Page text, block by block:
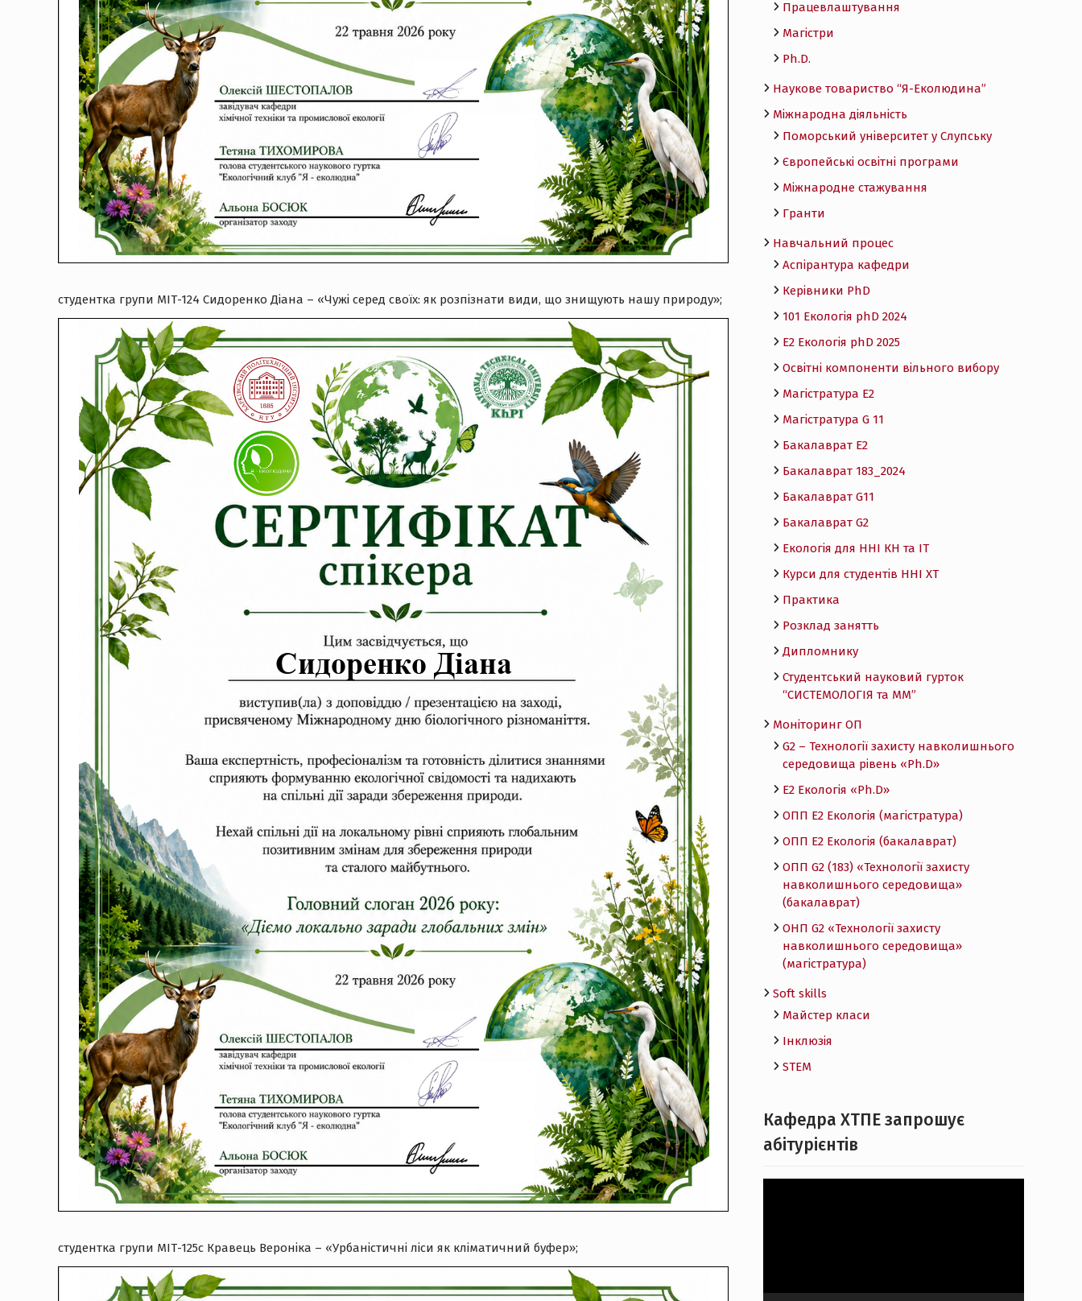
студентка групи МІТ-124 Сидоренко Діана – «Чужі серед своїх: як розпізнати види, що знищують нашу природу»;
студентка групи МІТ-125с Кравець Вероніка – «Урбаністичні ліси як кліматичний буфер»;
Працевлаштування
Магістри
Ph.D.
Наукове товариство “Я-Еколюдина”
Міжнародна діяльність
Поморський університет у Слупську
Європейські освітні програми
Міжнародне стажування
Гранти
Навчальний процес
Аспірантура кафедри
Керівники PhD
101 Екологія phD 2024
Е2 Екологія phD 2025
Освітні компоненти вільного вибору
Магістратура E2
Магістратура G 11
Бакалаврат E2
Бакалаврат 183_2024
Бакалаврат G11
Бакалаврат G2
Екологія для ННІ КН та ІТ
Курси для студентів ННІ ХТ
Практика
Розклад занятть
Дипломнику
Студентський науковий гурток
“СИСТЕМОЛОГІЯ та ММ”
Моніторинг ОП
G2 – Технології захисту навколишнього
середовища рівень «Ph.D»
Е2 Екологія «Ph.D»
ОПП Е2 Екологія (магістратура)
ОПП Е2 Екологія (бакалаврат)
ОПП G2 (183) «Технології захисту
навколишнього середовища»
(бакалаврат)
ОНП G2 «Технології захисту
навколишнього середовища»
(магістратура)
Soft skills
Майстер класи
Інклюзія
STEM
Кафедра ХТПЕ запрошує
абітурієнтів